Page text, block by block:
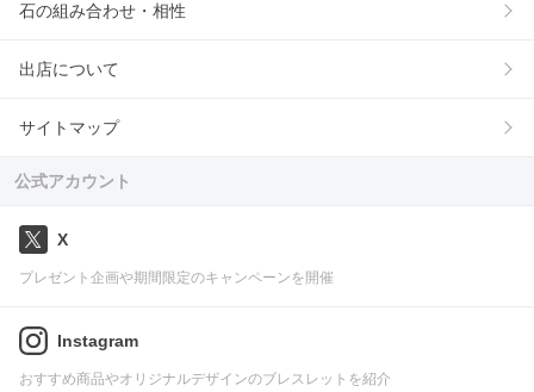
石の組み合わせ・相性
出店について
サイトマップ
公式アカウント
X
プレゼント企画や期間限定のキャンペーンを開催
Instagram
おすすめ商品やオリジナルデザインのブレスレットを紹介